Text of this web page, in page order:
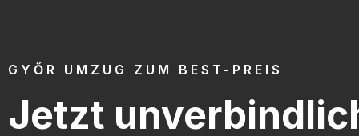
GYŐR UMZUG ZUM BEST-PREIS
Jetzt